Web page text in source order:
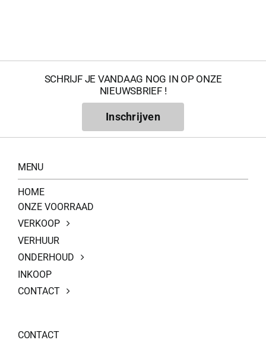
SCHRIJF JE VANDAAG NOG IN OP ONZE
NIEUWSBRIEF !
Inschrijven
MENU
HOME
ONZE VOORRAAD
VERKOOP
VERHUUR
ONDERHOUD
INKOOP
CONTACT
CONTACT